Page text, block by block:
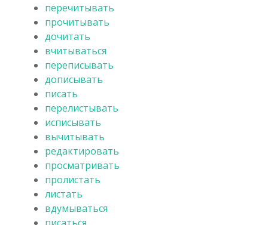
перечитывать
прочитывать
дочитать
вчитываться
переписывать
дописывать
писать
перелистывать
исписывать
вычитывать
редактировать
просматривать
пролистать
листать
вдумываться
писаться